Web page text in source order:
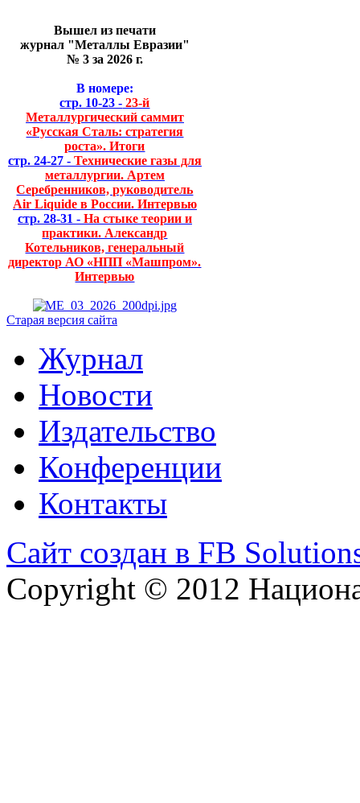
Вышел из печати
журнал "Металлы Евразии"
№ 3 за 2026 г.
В номере:
стр. 10-23 - 23-й
Металлургический саммит
«Русская Сталь: стратегия
роста». Итоги
стр. 24-27 - Технические газы для
металлургии. Артем
Серебренников, руководитель
Air Liquide в России. Интервью
стр. 28-31 - На стыке теории и
практики. Александр
Котельников, генеральный
директор АО «НПП «Машпром».
Интервью
Старая версия сайта
Журнал
Новости
Издательство
Конференции
Контакты
Сайт создан в FB
Copyright © 2012